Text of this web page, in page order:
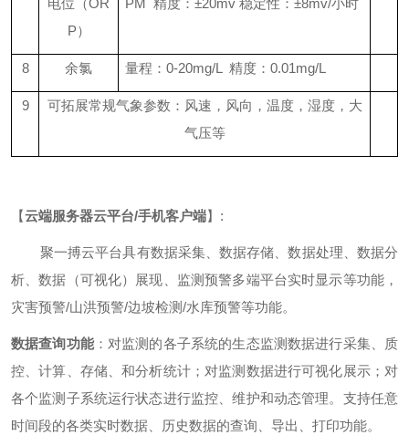
电位（OR
P）
PM 精度：±20mv 稳定性：±8mv/小时
8 余氯 量程：0-20mg/L 精度：0.01mg/L
9
可拓展常规气象参数：风速，风向，温度，湿度，大
气压等
【云端服务器云平台/手机客户端】 :
聚一搏云平台具有数据采集、数据存储、数据处理、数据分
析、数据（可视化）展现、监测预警多端平台实时显示等功能，
灾害预警/山洪预警/边坡检测/水库预警等功能。
数据查询功能：对监测的各子系统的生态监测数据进行采集、质
控、计算、存储、和分析统计；对监测数据进行可视化展示；对
各个监测子系统运行状态进行监控、维护和动态管理。支持任意
时间段的各类实时数据、历史数据的查询、导出、打印功能。